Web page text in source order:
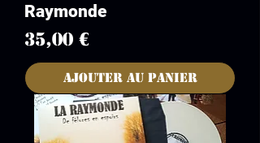
Raymonde
Prix
35,00 €
Ajouter au panier